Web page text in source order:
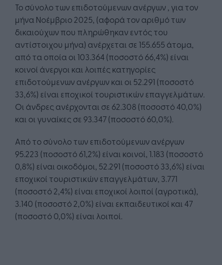
Το σύνολο των επιδοτούμενων ανέργων , για τον
μήνα Νοέμβριο 2025, (αφορά τον αριθμό των
δικαιούχων που πληρώθηκαν εντός του
αντίστοιχου μήνα) ανέρχεται σε 155.655 άτομα,
από τα οποία οι 103.364 (ποσοστό 66,4%) είναι
κοινοί άνεργοι και λοιπές κατηγορίες
επιδοτούμενων ανέργων και οι 52.291 (ποσοστό
33,6%) είναι εποχικοί τουριστικών επαγγελμάτων.
Οι άνδρες ανέρχονται σε 62.308 (ποσοστό 40,0%)
και οι γυναίκες σε 93.347 (ποσοστό 60,0%).
Από το σύνολο των επιδοτούμενων ανέργων
95.223 (ποσοστό 61,2%) είναι κοινοί, 1.183 (ποσοστό
0,8%) είναι οικοδόμοι, 52.291 (ποσοστό 33,6%) είναι
εποχικοί τουριστικών επαγγελμάτων, 3.771
(ποσοστό 2,4%) είναι εποχικοί λοιποί (αγροτικά),
3.140 (ποσοστό 2,0%) είναι εκπαιδευτικοί και 47
(ποσοστό 0,0%) είναι λοιποί.